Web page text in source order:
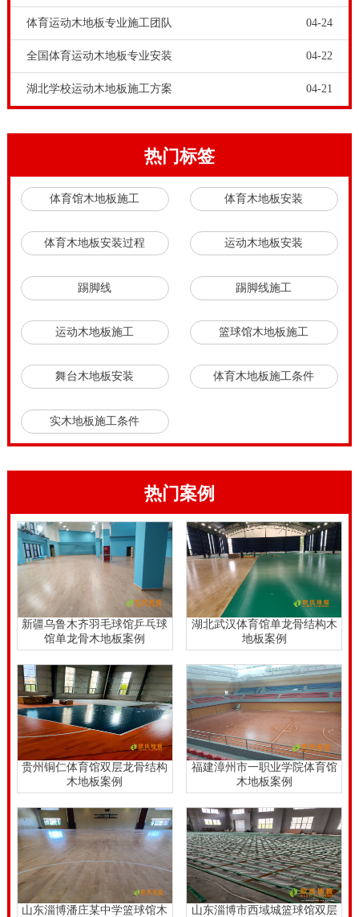
欧氏运动木地板工程师指出，双层龙骨结构系统适用铺
比高的铺装结构系统。
体育运动木地板专业施工团队 04-24
全国体育运动木地板专业安装 04-22
湖北学校运动木地板施工方案 04-21
热门标签
体育馆木地板施工 体育木地板安装
体育木地板安装过程 运动木地板安装
踢脚线 踢脚线施工
运动木地板施工 篮球馆木地板施工
舞台木地板安装 体育木地板施工条件
实木地板施工条件
热门案例
新疆乌鲁木齐羽毛球馆乒乓球
馆单龙骨木地板案例
湖北武汉体育馆单龙骨结构木
地板案例
贵州铜仁体育馆双层龙骨结构
木地板案例
福建漳州市一职业学院体育馆
木地板案例
山东淄博潘庄某中学篮球馆木
山东淄博市西域城篮球馆双层